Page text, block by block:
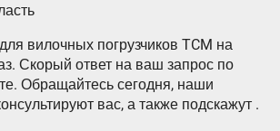
вилочных погрузчиков TCM на
Скорый ответ на ваш запрос по
Обращайтесь сегодня, наши
вас, а также подскажут .